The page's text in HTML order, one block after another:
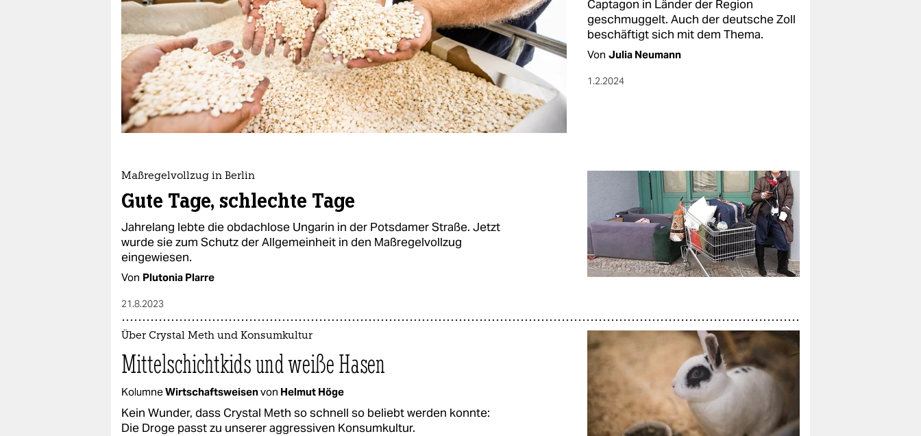
nord
wahrheit
verlag
verlag
shop
fragen & hilfe
unterstützen
abo
genossenschaft
epaper login
Captagon in Länder der Region
geschmuggelt. Auch der deutsche Zoll
beschäftigt sich mit dem Thema.
Von Julia Neumann
1.2.2024
Maßregelvollzug in Berlin
Gute Tage, schlechte Tage
Jahrelang lebte die obdachlose Ungarin in der Potsdamer Straße. Jetzt
wurde sie zum Schutz der Allgemeinheit in den Maßregelvollzug
eingewiesen.
Von Plutonia Plarre
21.8.2023
Über Crystal Meth und Konsumkultur
Mittelschichtkids und weiße Hasen
KolumneWirtschaftsweisenvon Helmut Höge
Kein Wunder, dass Crystal Meth so schnell so beliebt werden konnte:
Die Droge passt zu unserer aggressiven Konsumkultur.